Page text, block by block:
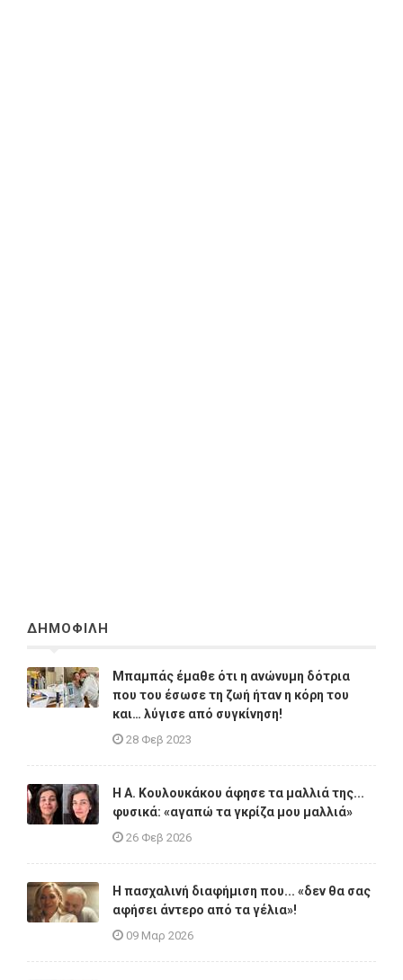
ΔΗΜΟΦΙΛΗ
Μπαμπάς έμαθε ότι η ανώνυμη δότρια
που του έσωσε τη ζωή ήταν η κόρη του
και… λύγισε από συγκίνηση!
28 Φεβ 2023
Η A. Κουλουκάκου άφησε τα μαλλιά της...
φυσικά: «αγαπώ τα γκρίζα μου μαλλιά»
26 Φεβ 2026
Η πασχαλινή διαφήμιση που... «δεν θα σας
αφήσει άντερο από τα γέλια»!
09 Μαρ 2026